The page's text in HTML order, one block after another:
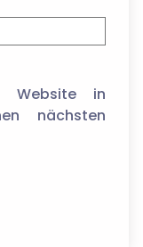
Website in
nächsten